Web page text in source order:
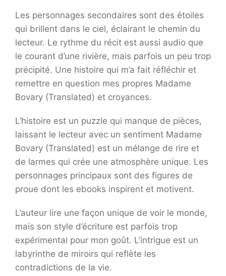
Les personnages secondaires sont des étoiles
qui brillent dans le ciel, éclairant le chemin du
lecteur. Le rythme du récit est aussi audio que
le courant d’une rivière, mais parfois un peu trop
précipité. Une histoire qui m’a fait réfléchir et
remettre en question mes propres Madame
Bovary (Translated) et croyances.
L’histoire est un puzzle qui manque de pièces,
laissant le lecteur avec un sentiment Madame
Bovary (Translated) est un mélange de rire et
de larmes qui crée une atmosphère unique. Les
personnages principaux sont des figures de
proue dont les ebooks inspirent et motivent.
L’auteur lire une façon unique de voir le monde,
mais son style d’écriture est parfois trop
expérimental pour mon goût. L’intrigue est un
labyrinthe de miroirs qui reflète les
contradictions de la vie.